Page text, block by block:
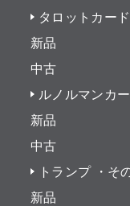
タロットカード
新品
中古
ルノルマンカ
新品
中古
トランプ ・そ
新品